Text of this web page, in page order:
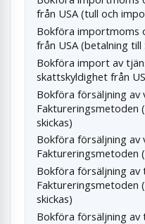
från USA (tull och
Bokföra importmoms
från USA (betalning
Bokföra import av
skattskyldighet från
Bokföra försäljning av
Faktureringsmetoden
skickas)
Bokföra försäljning av
Faktureringsmetoden
Bokföra försäljning av
Faktureringsmetoden
skickas)
Bokföra försäljning av